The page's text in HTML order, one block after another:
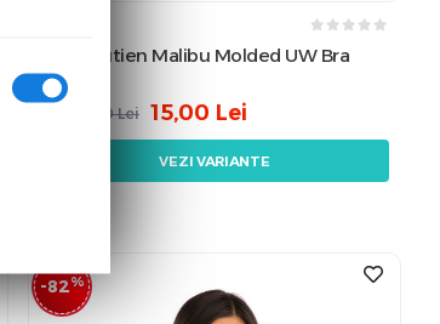
Bikini Sutien Malibu Molded UW Bra
Black
160,00 Lei 15,00 Lei
VEZI VARIANTE
-82%